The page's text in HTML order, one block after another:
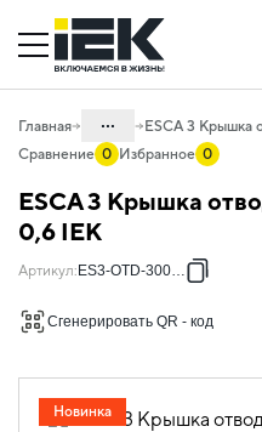
Главная ...
05. Системы для
05.04 Кабельные лотки
металлических
листовых ESCA
05.04.04.03.01
ESCA 3 Крышка
Сравнение 0 Избранное 0
ESCA 3 Крышка
0,6 IEK
Новинка
Артикул: ES3-OTD-300-06
Сгенерировать QR - код